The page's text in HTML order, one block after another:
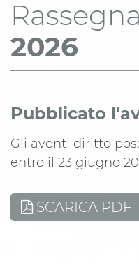
2026
Pubblicato
Gli aventi diritto
entro il 23 giugno
SCARICA PDF